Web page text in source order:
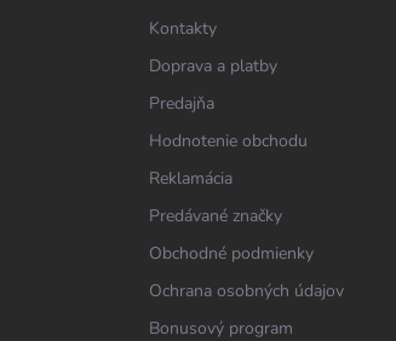
Kontakty
Doprava a platby
Predajňa
Hodnotenie obchodu
Reklamácia
Predávané značky
Obchodné podmienky
Ochrana osobných údajov
Bonusový program